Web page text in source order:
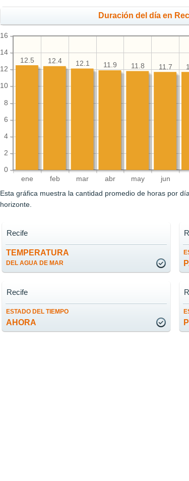
Duración del día en
ene feb mar abr may jun
0
2
4
6
8
10
12
14
16
11.7
11.8
11.9
12.1
12.4
12.5
Esta gráfica muestra la cantidad promedio de horas por
horizonte.
TEMPERATURA
DEL AGUA DE MAR
Recife
ESTADO DEL TIEMPO
AHORA
Recife